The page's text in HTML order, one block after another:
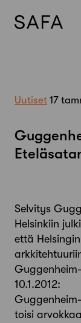
Uutiset 17
Selvitys
Helsinkiin
että
10.1.2012:
toisi